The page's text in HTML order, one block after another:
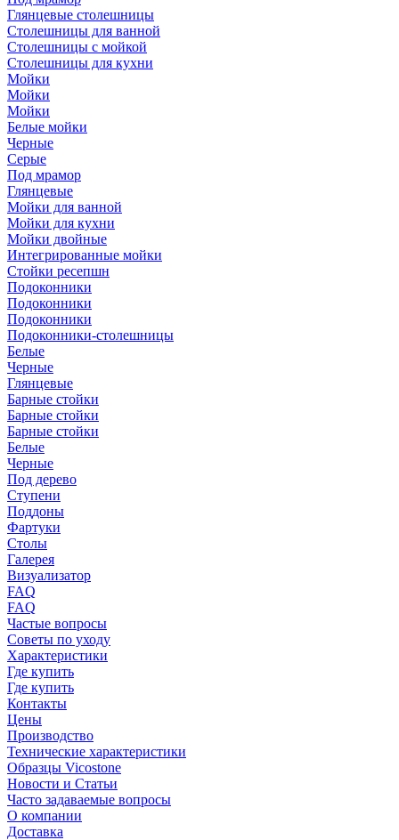
Глянцевые столешницы
Столешницы для ванной
Столешницы с мойкой
Столешницы для кухни
Мойки
Мойки
Мойки
Белые мойки
Черные
Серые
Под мрамор
Глянцевые
Мойки для ванной
Мойки для кухни
Мойки двойные
Интегрированные мойки
Стойки ресепшн
Подоконники
Подоконники
Подоконники
Подоконники-столешницы
Белые
Черные
Глянцевые
Барные стойки
Барные стойки
Барные стойки
Белые
Черные
Под дерево
Ступени
Поддоны
Фартуки
Столы
Галерея
Визуализатор
FAQ
FAQ
Частые вопросы
Советы по уходу
Характеристики
Где купить
Где купить
Контакты
Цены
Производство
Технические характеристики
Образцы Vicostone
Новости и Статьи
Часто задаваемые вопросы
О компании
Доставка